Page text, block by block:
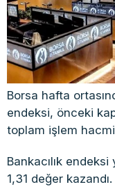
Borsa hafta
endeksi, önceki
toplam işlem
Bankacılık
1,31 değer kazandı.